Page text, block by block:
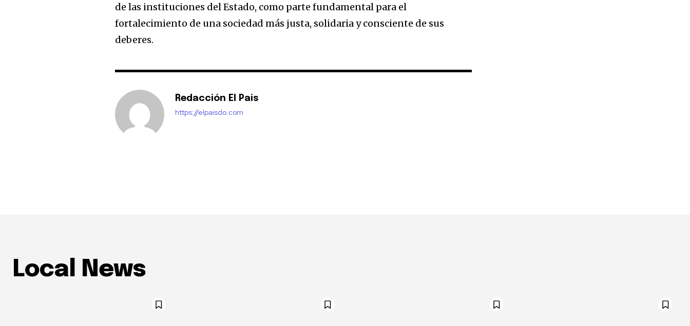
de las instituciones del Estado, como parte fundamental para el
fortalecimiento de una sociedad más justa, solidaria y consciente de sus
deberes.
Redacción El Pais
https://elpaisdo.com
Local News